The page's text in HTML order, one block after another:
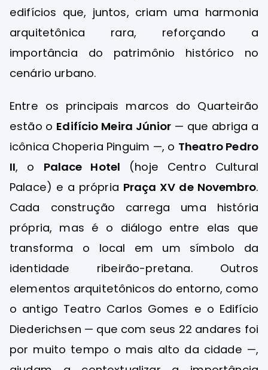
edifícios que, juntos, criam uma harmonia
arquitetônica rara, reforçando a
importância do patrimônio histórico no
cenário urbano.
Entre os principais marcos do Quarteirão
estão o Edifício Meira Júnior — que abriga a
icônica Choperia Pinguim —, o Theatro Pedro
II, o Palace Hotel (hoje Centro Cultural
Palace) e a própria Praça XV de Novembro.
Cada construção carrega uma história
própria, mas é o diálogo entre elas que
transforma o local em um símbolo da
identidade ribeirão-pretana. Outros
elementos arquitetônicos do entorno, como
o antigo Teatro Carlos Gomes e o Edifício
Diederichsen — que com seus 22 andares foi
por muito tempo o mais alto da cidade —,